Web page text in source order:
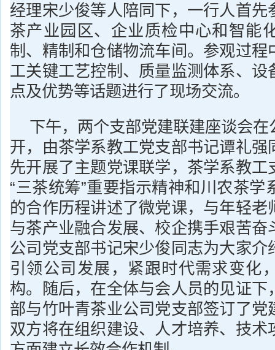
经理宋少俊等人陪同下，一行人首先
茶产业园区、企业质检中心和智能
制、精制和仓储物流车间。参观过程
工关键工艺控制、质量监测体系、设
点及优势等话题进行了现场交流。
下午，两个支部党建联建座谈会
开，由茶学系教工党支部书记谭礼强
先开展了主题党课联学，茶学系教工
“三茶统筹”重要指示精神和川农茶学
的合作历程讲述了微党课，与年轻老
与茶产业融合发展、校企携手艰苦奋
公司党支部书记宋少俊同志为大家介
引领公司发展，紧跟时代需求变化
构。随后，在全体与会人员的见证下
部与竹叶青茶业公司党支部签订了党
双方将在组织建设、人才培养、技术